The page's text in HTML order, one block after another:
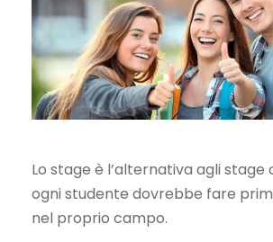
Lo stage è l’alternativa agli
ogni studente dovrebbe fare
nel proprio campo.